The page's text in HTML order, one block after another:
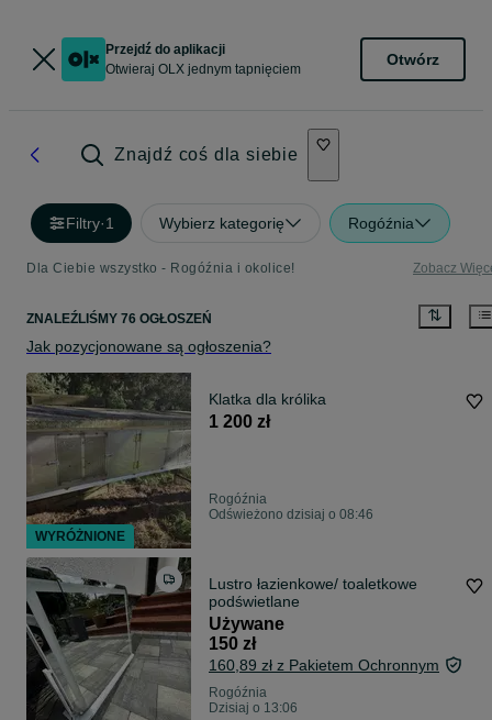
Przejdź do aplikacji
Otwieraj OLX jednym tapnięciem
Otwórz
Znajdź coś dla siebie
Filtry·1 Wybierz kategorię Rogóźnia
Dla Ciebie wszystko - Rogóźnia i okolice! Zobacz
ZNALEŹLIŚMY 76 OGŁOSZEŃ
Jak pozycjonowane są ogłoszenia?
Klatka dla królika
1 200 zł
Rogóźnia
Odświeżono dzisiaj o 08:46
Lustro łazienkowe/ toaletkowe
podświetlane
Używane
150 zł
160,89 zł z Pakietem Ochronnym
Rogóźnia
Dzisiaj o 13:06
WYRÓŻNIONE